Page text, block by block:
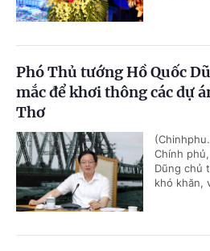
Phó Thủ tướng Hồ Quốc
mắc để khơi thông các dự
Thơ
Chính
Dũng chủ
khó khăn,